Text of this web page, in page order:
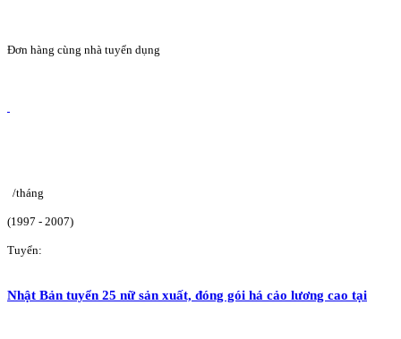
Đơn hàng cùng nhà tuyển dụng
/tháng
(1997 - 2007)
Tuyển:
Nhật Bản tuyển 25 nữ sản xuất, đóng gói há cảo lương cao tại